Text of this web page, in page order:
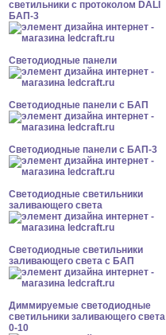
светильники с протоколом DALI
БАП-3
Cветодиодные панели
Cветодиодные панели с БАП
Cветодиодные панели с БАП-3
Светодиодные светильники
заливающего света
Светодиодные светильники
заливающего света с БАП
Диммируемые светодиодные
светильники заливающего света
0-10